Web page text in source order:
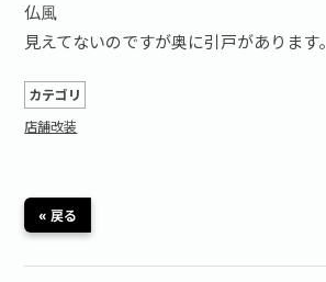
仏風
見えてないのですが奥に引戸があります。
カテゴリ
店舗改装
« 戻る